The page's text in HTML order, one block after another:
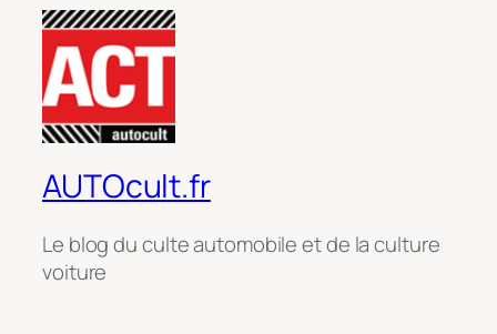
AUTOcult.fr
Le blog du culte automobile et de la culture
voiture